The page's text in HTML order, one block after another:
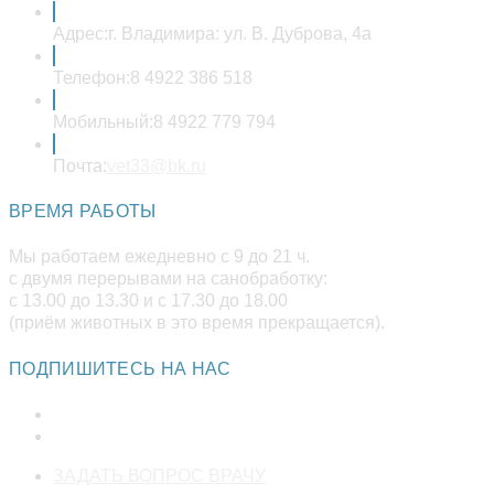
Адрес:г. Владимира: ул. В. Дуброва, 4а
Телефон:8 4922 386 518
Мобильный:8 4922 779 794
Почта:
ВРЕМЯ РАБОТЫ
Мы работаем ежедневно с 9 до 21 ч.
с двумя перерывами на санобработку:
с 13.00 до 13.30 и с 17.30 до 18.00
(приём животных в это время прекращается).
ПОДПИШИТЕСЬ НА НАС